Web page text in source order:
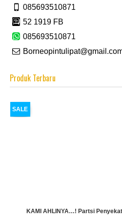
085693510871
52 1919 FB
085693510871
Produk Terbaru
SALE
KAMI AHLINYA…! Partsi